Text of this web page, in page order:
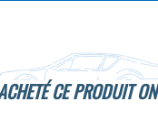
CE PRODUIT